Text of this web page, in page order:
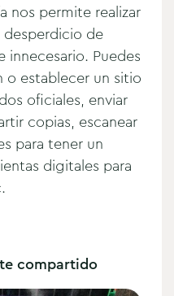
nos permite realizar
desperdicio de
innecesario. Puedes
o establecer un sitio
oficiales, enviar
copias, escanear
para tener un
digitales para
compartido